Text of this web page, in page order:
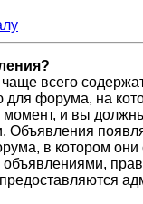
всего
форума, на
и вы
Объявления
в котором они